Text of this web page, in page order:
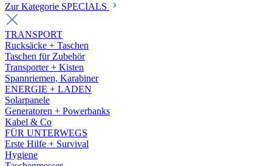
Zur Kategorie SPECIALS
TRANSPORT
Rucksäcke + Taschen
Taschen für Zubehör
Transporter + Kisten
Spannriemen, Karabiner
ENERGIE + LADEN
Solarpanele
Generatoren + Powerbanks
Kabel & Co
FÜR UNTERWEGS
Erste Hilfe + Survival
Hygiene